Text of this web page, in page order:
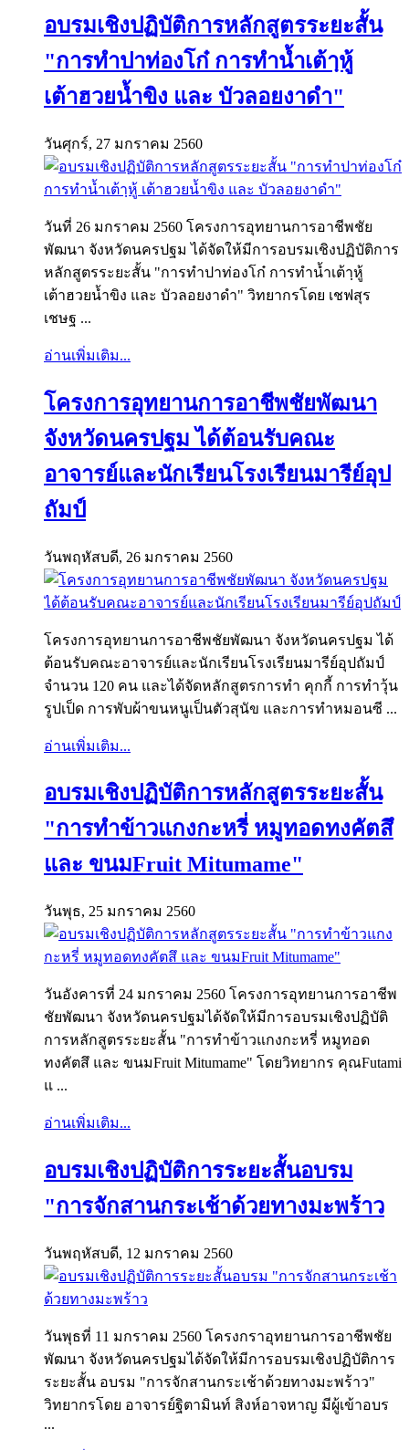
อบรมเชิงปฏิบัติการหลักสูตรระยะสั้น
"การทำปาท่องโก๋ การทำน้ำเต้าฺหู้
เต้าฮวยน้ำขิง และ บัวลอยงาดำ"
วันศุกร์, 27 มกราคม 2560
วันที่ 26 มกราคม 2560 โครงการอุทยานการอาชีพชัย
พัฒนา จังหวัดนครปฐม ได้จัดให้มีการอบรมเชิงปฏิบัติการ
หลักสูตรระยะสั้น "การทำปาท่องโก๋ การทำน้ำเต้าฺหู้
เต้าฮวยน้ำขิง และ บัวลอยงาดำ" วิทยากรโดย เชฟสุร
เชษฐ ...
อ่านเพิ่มเติม...
โครงการอุทยานการอาชีพชัยพัฒนา
จังหวัดนครปฐม ได้ต้อนรับคณะ
อาจารย์และนักเรียนโรงเรียนมารีย์อุป
ถัมป์
วันพฤหัสบดี, 26 มกราคม 2560
โครงการอุทยานการอาชีพชัยพัฒนา จังหวัดนครปฐม ได้
ต้อนรับคณะอาจารย์และนักเรียนโรงเรียนมารีย์อุปถัมป์
จำนวน 120 คน และได้จัดหลักสูตรการทำ คุกกี้ การทำวุ้น
รูปเป็ด การพับผ้าขนหนูเป็นตัวสุนัข และการทำหมอนซี ...
อ่านเพิ่มเติม...
อบรมเชิงปฏิบัติการหลักสูตรระยะสั้น
"การทำข้าวแกงกะหรี่ หมูทอดทงคัตสึ
และ ขนมFruit Mitumame"
วันพุธ, 25 มกราคม 2560
วันอังคารที่ 24 มกราคม 2560 โครงการอุทยานการอาชีพ
ชัยพัฒนา จังหวัดนครปฐมได้จัดให้มีการอบรมเชิงปฏิบัติ
การหลักสูตรระยะสั้น "การทำข้าวแกงกะหรี่ หมูทอด
ทงคัตสึ และ ขนมFruit Mitumame" โดยวิทยากร คุณFutami
แ ...
อ่านเพิ่มเติม...
อบรมเชิงปฏิบัติการระยะสั้นอบรม
"การจักสานกระเช้าด้วยทางมะพร้าว
วันพฤหัสบดี, 12 มกราคม 2560
วันพุธที่ 11 มกราคม 2560 โครงกราอุทยานการอาชีพชัย
พัฒนา จังหวัดนครปฐมได้จัดให้มีการอบรมเชิงปฏิบัติการ
ระยะสั้น อบรม "การจักสานกระเช้าด้วยทางมะพร้าว"
วิทยากรโดย อาจารย์ฐิตามินท์ สิงห์อาจหาญ มีผู้เข้าอบร
...